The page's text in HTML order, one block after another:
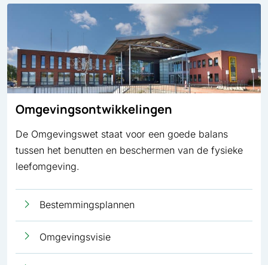
Omgevingsontwikkelingen
De Omgevingswet staat voor een goede balans
tussen het benutten en beschermen van de fysieke
leefomgeving.
Bestemmingsplannen
Omgevingsvisie